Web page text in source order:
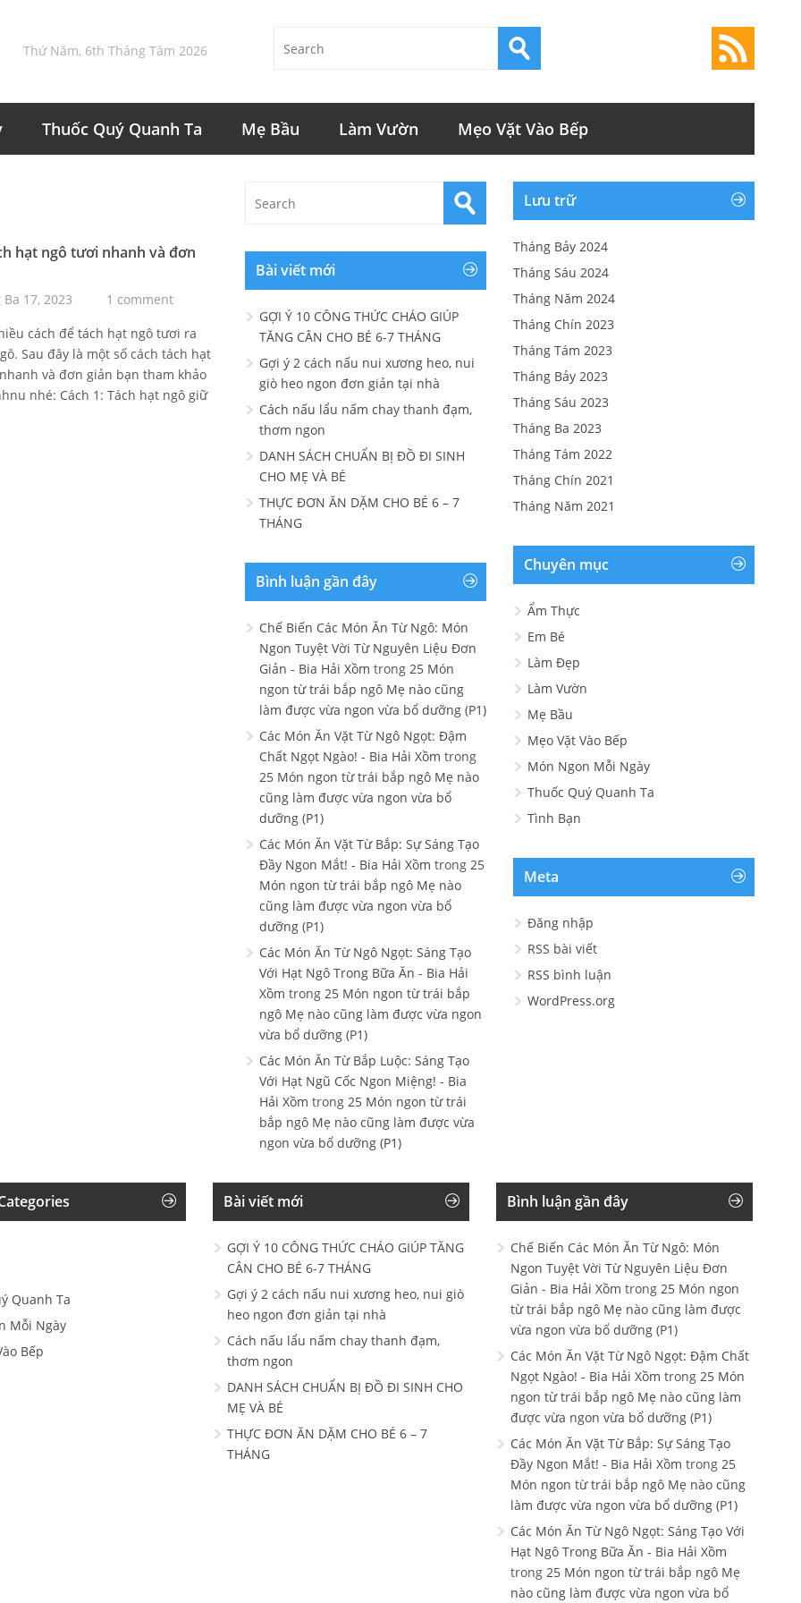
Thứ Năm, 6th Tháng Tám 2026
Thuốc Quý Quanh Ta Mẹ Bầu Làm Vườn Mẹo Vặt Vào Bếp
hạt ngô tươi nhanh và đơn
17, 2023
1 comment
cách để tách hạt ngô tươi ra
Sau đây là một số cách tách hạt
và đơn giản bạn tham khảo
nhé: Cách 1: Tách hạt ngô giữ
Bài viết mới
GỢI Ý 10 CÔNG THỨC CHÁO GIÚP
TĂNG CÂN CHO BÉ 6-7 THÁNG
Gợi ý 2 cách nấu nui xương heo, nui
giò heo ngon đơn giản tại nhà
Cách nấu lẩu nấm chay thanh đạm,
thơm ngon
DANH SÁCH CHUẨN BỊ ĐỒ ĐI SINH
CHO MẸ VÀ BÉ
THỰC ĐƠN ĂN DẶM CHO BÉ 6 – 7
THÁNG
Bình luận gần đây
Chế Biến Các Món Ăn Từ Ngô: Món
Ngon Tuyệt Vời Từ Nguyên Liệu Đơn
Giản - Bia Hải Xồm trong 25 Món
ngon từ trái bắp ngô Mẹ nào cũng
làm được vừa ngon vừa bổ dưỡng (P1)
Các Món Ăn Vặt Từ Ngô Ngọt: Đậm
Chất Ngọt Ngào! - Bia Hải Xồm trong
25 Món ngon từ trái bắp ngô Mẹ nào
cũng làm được vừa ngon vừa bổ
dưỡng (P1)
Các Món Ăn Vặt Từ Bắp: Sự Sáng Tạo
Đầy Ngon Mắt! - Bia Hải Xồm trong 25
Món ngon từ trái bắp ngô Mẹ nào
cũng làm được vừa ngon vừa bổ
dưỡng (P1)
Các Món Ăn Từ Ngô Ngọt: Sáng Tạo
Với Hạt Ngô Trong Bữa Ăn - Bia Hải
Xồm trong 25 Món ngon từ trái bắp
ngô Mẹ nào cũng làm được vừa ngon
vừa bổ dưỡng (P1)
Các Món Ăn Từ Bắp Luộc: Sáng Tạo
Với Hạt Ngũ Cốc Ngon Miệng! - Bia
Hải Xồm trong 25 Món ngon từ trái
bắp ngô Mẹ nào cũng làm được vừa
ngon vừa bổ dưỡng (P1)
Lưu trữ
Tháng Bảy 2024
Tháng Sáu 2024
Tháng Năm 2024
Tháng Chín 2023
Tháng Tám 2023
Tháng Bảy 2023
Tháng Sáu 2023
Tháng Ba 2023
Tháng Tám 2022
Tháng Chín 2021
Tháng Năm 2021
Chuyên mục
Ẩm Thực
Em Bé
Làm Đẹp
Làm Vườn
Mẹ Bầu
Mẹo Vặt Vào Bếp
Món Ngon Mỗi Ngày
Thuốc Quý Quanh Ta
Tình Bạn
Meta
Đăng nhập
RSS bài viết
RSS bình luận
WordPress.org
Quanh Ta
Mỗi Ngày
Bếp
Bài viết mới
GỢI Ý 10 CÔNG THỨC CHÁO GIÚP TĂNG
CÂN CHO BÉ 6-7 THÁNG
Gợi ý 2 cách nấu nui xương heo, nui giò
heo ngon đơn giản tại nhà
Cách nấu lẩu nấm chay thanh đạm,
thơm ngon
DANH SÁCH CHUẨN BỊ ĐỒ ĐI SINH CHO
MẸ VÀ BÉ
THỰC ĐƠN ĂN DẶM CHO BÉ 6 – 7
THÁNG
Bình luận gần đây
Chế Biến Các Món Ăn Từ Ngô: Món
Ngon Tuyệt Vời Từ Nguyên Liệu Đơn
Giản - Bia Hải Xồm trong 25 Món ngon
từ trái bắp ngô Mẹ nào cũng làm được
vừa ngon vừa bổ dưỡng (P1)
Các Món Ăn Vặt Từ Ngô Ngọt: Đậm Chất
Ngọt Ngào! - Bia Hải Xồm trong 25 Món
ngon từ trái bắp ngô Mẹ nào cũng làm
được vừa ngon vừa bổ dưỡng (P1)
Các Món Ăn Vặt Từ Bắp: Sự Sáng Tạo
Đầy Ngon Mắt! - Bia Hải Xồm trong 25
Món ngon từ trái bắp ngô Mẹ nào cũng
làm được vừa ngon vừa bổ dưỡng (P1)
Các Món Ăn Từ Ngô Ngọt: Sáng Tạo Với
Hạt Ngô Trong Bữa Ăn - Bia Hải Xồm
trong 25 Món ngon từ trái bắp ngô Mẹ
nào cũng làm được vừa ngon vừa bổ